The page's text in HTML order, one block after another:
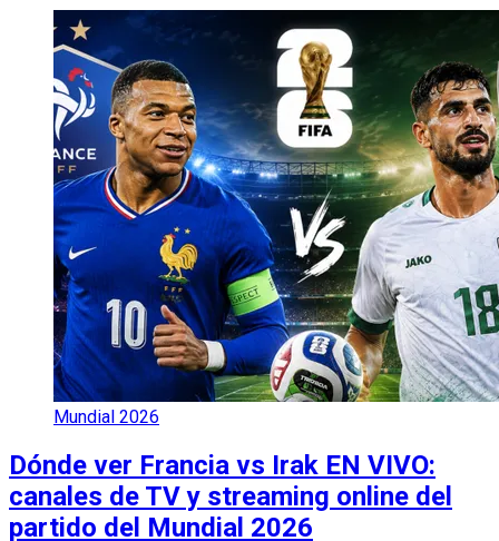
Mundial 2026
Dónde ver Francia vs Irak EN VIVO:
canales de TV y streaming online del
partido del Mundial 2026